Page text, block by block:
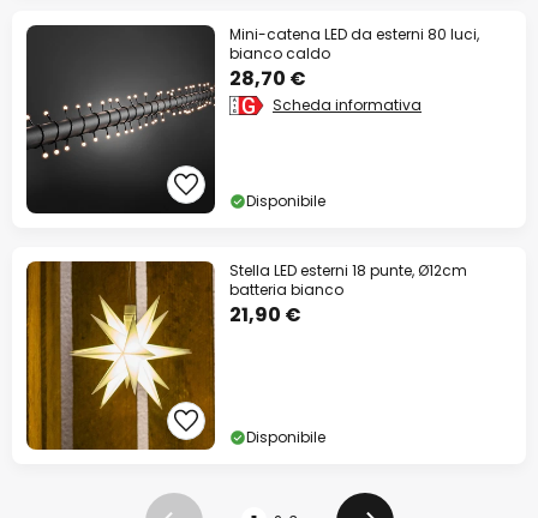
Mini-catena LED da esterni 80 luci,
bianco caldo
28,70 €
Scheda informativa
Disponibile
Stella LED esterni 18 punte, Ø12cm
batteria bianco
21,90 €
Disponibile